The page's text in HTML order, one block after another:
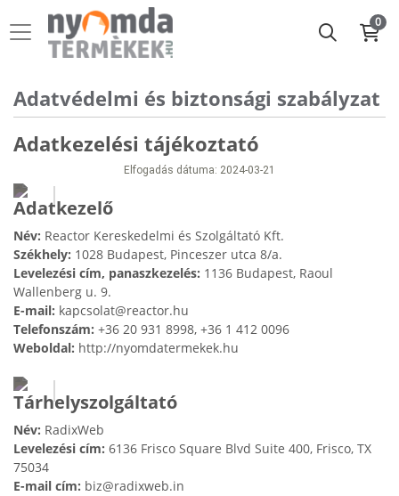
0
Adatvédelmi és biztonsági szabályzat
Adatkezelési tájékoztató
Elfogadás dátuma: 2024-03-21
Adatkezelő
Név: Reactor Kereskedelmi és Szolgáltató Kft.
Székhely: 1028 Budapest, Pinceszer utca 8/a.
Levelezési cím, panaszkezelés: 1136 Budapest, Raoul
Wallenberg u. 9.
E-mail: kapcsolat@reactor.hu
Telefonszám: +36 20 931 8998, +36 1 412 0096
Weboldal: http://nyomdatermekek.hu
Tárhelyszolgáltató
Név: RadixWeb
Levelezési cím: 6136 Frisco Square Blvd Suite 400, Frisco, TX
75034
E-mail cím: biz@radixweb.in